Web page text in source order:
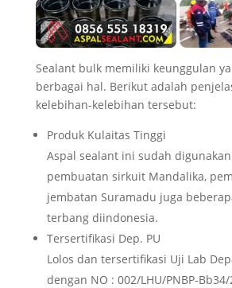
Sealant bulk memiliki keunggulan
berbagai hal. Berikut adalah
kelebihan-kelebihan tersebut:
Produk Kulaitas Tinggi
Aspal sealant ini sudah
pembuatan sirkuit Mandalika,
jembatan Suramadu juga
terbang diindonesia.
Tersertifikasi Dep. PU
Lolos dan tersertifikasi Uji Lab
dengan NO : 002/LHU/PNBP-Bb34/